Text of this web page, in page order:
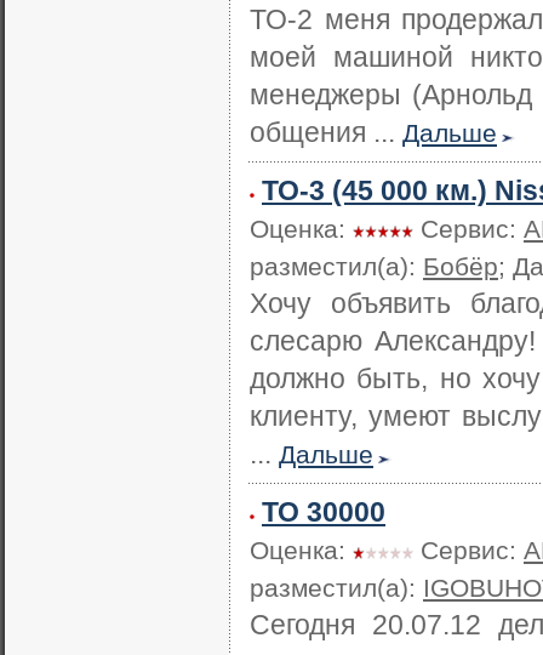
ТО-2 меня
моей машиной
менеджеры (Арнольд
общения ... Дальше
ТО-3 (45 000 км.)
Оценка: Сервис:
разместил(а): Бобёр;
Хочу объявить
слесарю
должно быть, но
клиенту, умеют
... Дальше
ТО 30000
Оценка: Сервис:
разместил(а):
Сегодня 20.07.12